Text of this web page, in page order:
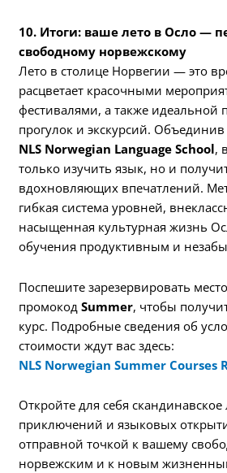
10. Итоги: ваше лето в Осло —
свободному норвежскому
Лето в столице Норвегии — это
расцветает красочными
фестивалями, а также идеальной
прогулок и экскурсий. Объединив
NLS Norwegian Language School,
только изучить язык, но и
вдохновляющих впечатлений.
гибкая система уровней,
насыщенная культурная жизнь
обучения продуктивным и
Поспешите зарезервировать
промокодSummer, чтобы
курс. Подробные сведения об
стоимости ждут вас здесь:
NLS Norwegian Summer Courses
Откройте для себя скандинавское
приключений и языковых
отправной точкой к вашему
норвежским и к новым